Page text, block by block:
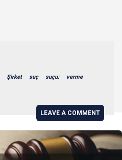
Şirket suç suçu: verme
LEAVE A COMMENT